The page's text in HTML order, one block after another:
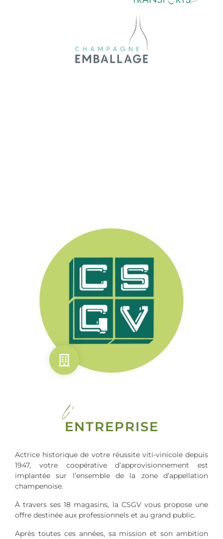
l'
ENTREPRISE
Actrice historique de votre réussite viti-vinicole depuis
1947, votre coopérative d’approvisionnement est
implantée sur l’ensemble de la zone d’appellation
champenoise.
À travers ses 18 magasins, la CSGV vous propose une
offre destinée aux professionnels et au grand public.
Après toutes ces années, sa mission et son ambition